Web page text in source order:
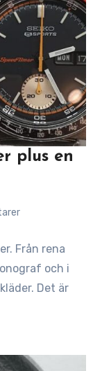
plus en
Från rena
och i
Det är